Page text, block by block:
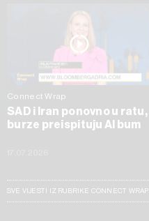
Connect Wrap
SAD i Iran ponovno u ratu,
burze preispituju AI bum
SVE VIJESTI IZ RUBRIKE CONNECT WRAP